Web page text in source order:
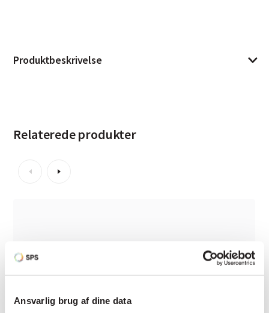
Ansvarlig brug af dine data
Produktbeskrivelse
Relaterede produkter